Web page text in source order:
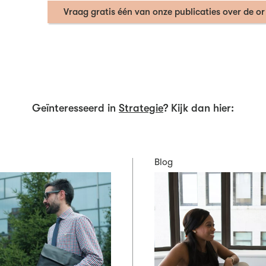
Vraag gratis één van onze publicaties over de
Geïnteresseerd in Strategie? Kijk dan hier:
Blog